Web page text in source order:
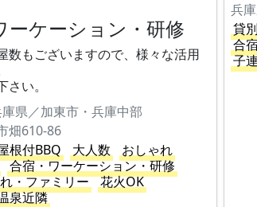
ーケーション・研修
数もございますので、様々な活用
い。
県／加東市・兵庫中部
畑610-86
根付BBQ 大人数
おしゃれ
合宿・ワーケーション・研修
・ファミリー
花火OK
泉近隣
兵
貸
合
子